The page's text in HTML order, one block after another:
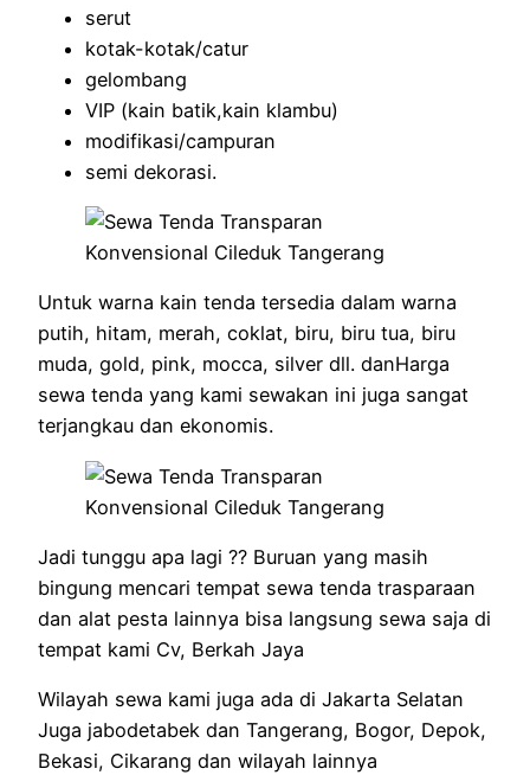
serut
kotak-kotak/catur
gelombang
VIP (kain batik,kain klambu)
modifikasi/campuran
semi dekorasi.
Untuk warna kain tenda tersedia dalam warna
putih, hitam, merah, coklat, biru, biru tua, biru
muda, gold, pink, mocca, silver dll. danHarga
sewa tenda yang kami sewakan ini juga sangat
terjangkau dan ekonomis.
Jadi tunggu apa lagi ?? Buruan yang masih
bingung mencari tempat sewa tenda trasparaan
dan alat pesta lainnya bisa langsung sewa saja di
tempat kami Cv, Berkah Jaya
Wilayah sewa kami juga ada di Jakarta Selatan
Juga jabodetabek dan Tangerang, Bogor, Depok,
Bekasi, Cikarang dan wilayah lainnya